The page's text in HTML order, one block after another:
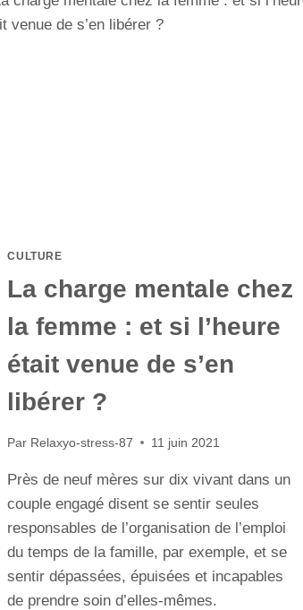
CULTURE
La charge mentale chez
la femme : et si l’heure
était venue de s’en
libérer ?
Par Relaxyo-stress-87 11 juin 2021
Près de neuf mères sur dix vivant dans un
couple engagé disent se sentir seules
responsables de l’organisation de l’emploi
du temps de la famille, par exemple, et se
sentir dépassées, épuisées et incapables
de prendre soin d’elles-mêmes.